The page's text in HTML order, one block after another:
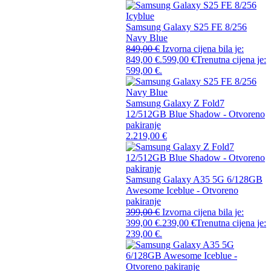
Samsung Galaxy S25 FE 8/256
Navy Blue
849,00€ Izvorna cijena bila je:
849,00 €.599,00 €Trenutna cijena je:
599,00 €.
Samsung Galaxy Z Fold7
12/512GB Blue Shadow - Otvoreno
pakiranje
2.219,00 €
Samsung Galaxy A35 5G 6/128GB
Awesome Iceblue - Otvoreno
pakiranje
399,00€ Izvorna cijena bila je:
399,00 €.239,00 €Trenutna cijena je:
239,00 €.